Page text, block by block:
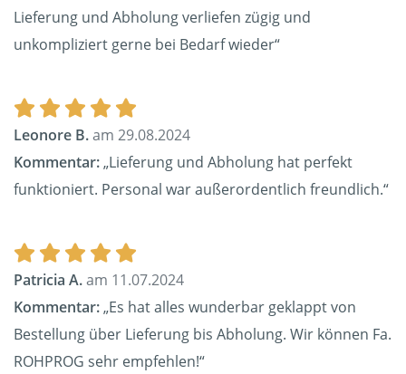
Lieferung und Abholung verliefen zügig und
unkompliziert gerne bei Bedarf wieder“
Leonore B.am 29.08.2024
Kommentar:„Lieferung und Abholung hat perfekt
funktioniert. Personal war außerordentlich freundlich.“
Patricia A.am 11.07.2024
Kommentar:„Es hat alles wunderbar geklappt von
Bestellung über Lieferung bis Abholung. Wir können Fa.
ROHPROG sehr empfehlen!“